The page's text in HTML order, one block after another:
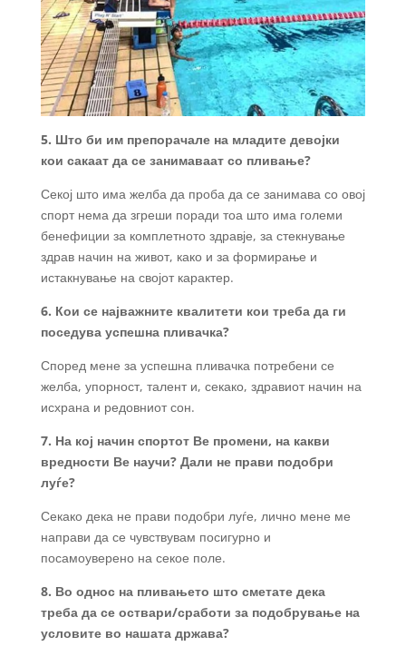
5. Што би им препорачале на младите девојки
кои сакаат да се занимаваат со пливање?
Секој што има желба да проба да се занимава со овој
спорт нема да згреши поради тоа што има големи
бенефиции за комплетното здравје, за стекнување
здрав начин на живот, како и за формирање и
истакнување на својот карактер.
6. Кои се најважните квалитети кои треба да ги
поседува успешна пливачка?
Според мене за успешна пливачка потребени се
желба, упорност, талент и, секако, здравиот начин на
исхрана и редовниот сон.
7. На кој начин спортот Ве промени, на какви
вредности Ве научи? Дали не прави подобри
луѓе?
Секако дека не прави подобри луѓе, лично мене ме
направи да се чувствувам посигурно и
посамоуверено на секое поле.
8. Во однос на пливањето што сметате дека
треба да се оствари/сработи за подобрување на
условите во нашата држава?